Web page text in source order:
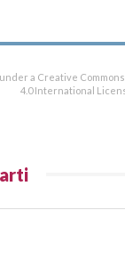
a Creative
4.0 International